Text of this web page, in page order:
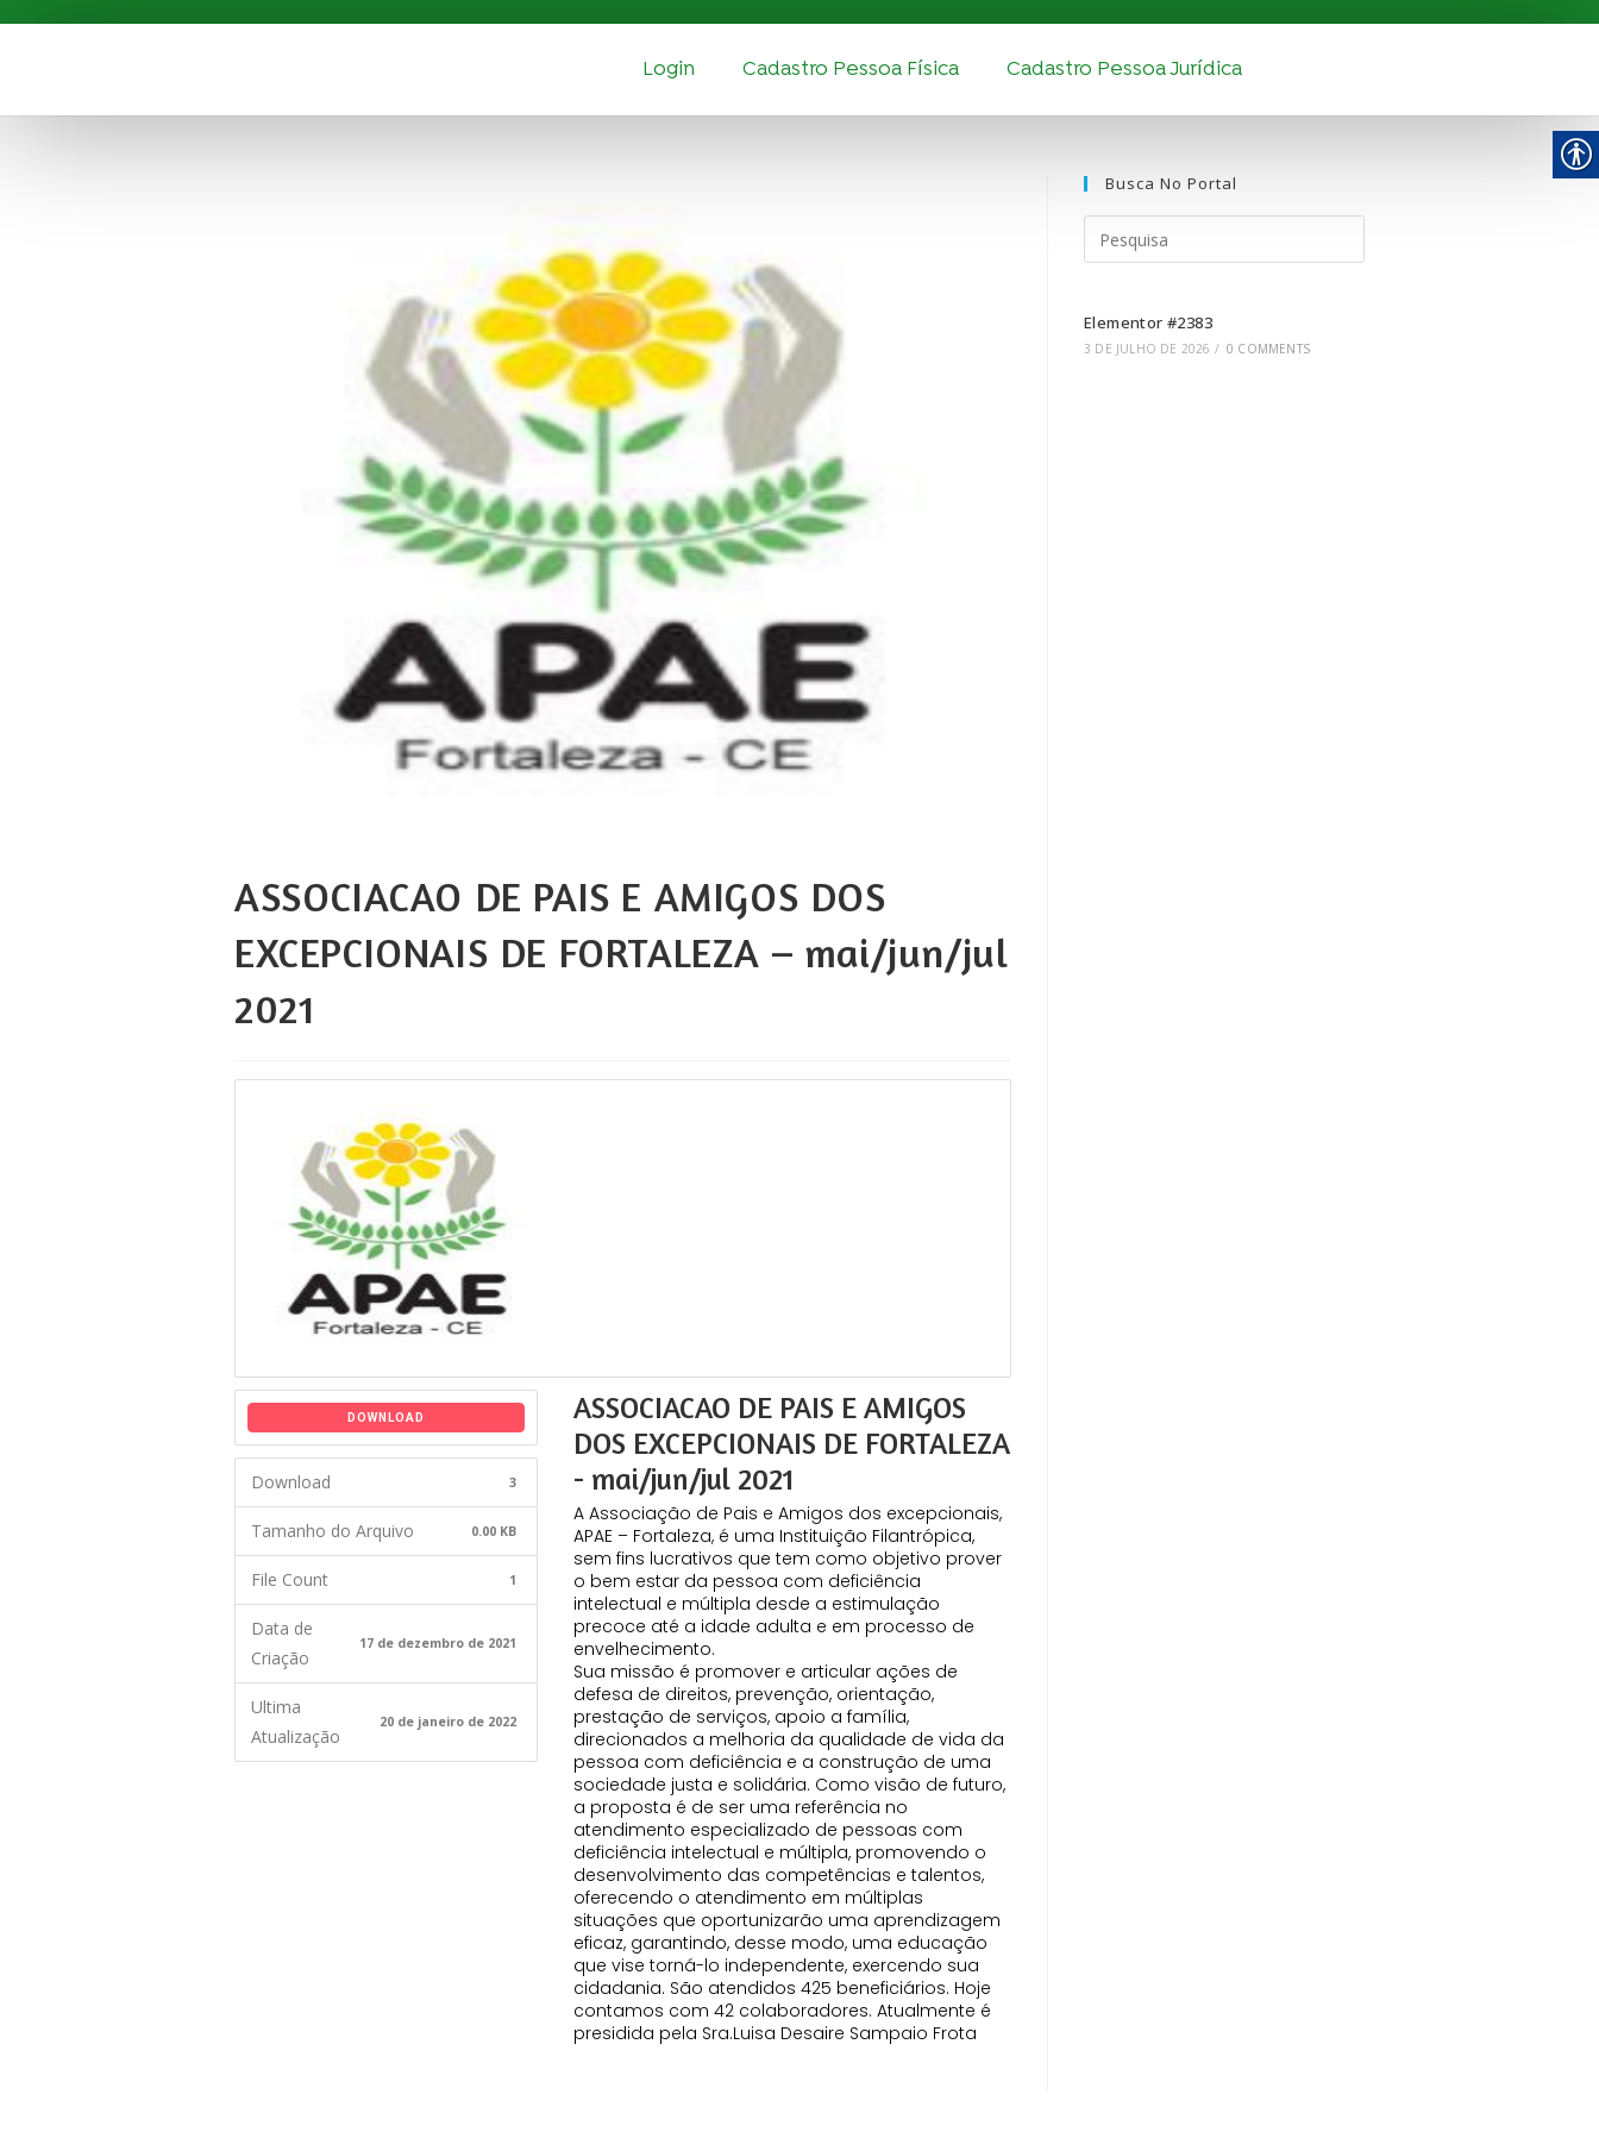
Login Cadastro Pessoa Física Cadastro Pessoa Jurídica
ASSOCIACAO DE PAIS E AMIGOS DOS
EXCEPCIONAIS DE FORTALEZA – mai/jun/jul
2021
DOWNLOAD
Download 3
Tamanho do Arquivo 0.00 KB
File Count 1
Data de
Criação
17 de dezembro de 2021
Ultima
Atualização
20 de janeiro de 2022
ASSOCIACAO DE PAIS E AMIGOS
DOS EXCEPCIONAIS DE FORTALEZA
- mai/jun/jul 2021
A Associação de Pais e Amigos dos excepcionais,
APAE – Fortaleza, é uma Instituição Filantrópica,
sem fins lucrativos que tem como objetivo prover
o bem estar da pessoa com deficiência
intelectual e múltipla desde a estimulação
precoce até a idade adulta e em processo de
envelhecimento.
Sua missão é promover e articular ações de
defesa de direitos, prevenção, orientação,
prestação de serviços, apoio a família,
direcionados a melhoria da qualidade de vida da
pessoa com deficiência e a construção de uma
sociedade justa e solidária. Como visão de futuro,
a proposta é de ser uma referência no
atendimento especializado de pessoas com
deficiência intelectual e múltipla, promovendo o
desenvolvimento das competências e talentos,
oferecendo o atendimento em múltiplas
situações que oportunizarão uma aprendizagem
eficaz, garantindo, desse modo, uma educação
que vise torná-lo independente, exercendo sua
cidadania. São atendidos 425 beneficiários. Hoje
contamos com 42 colaboradores. Atualmente é
presidida pela Sra.Luisa Desaire Sampaio Frota
Busca No Portal
Elementor #2383
3 DE JULHO DE 2026 / 0 COMMENTS